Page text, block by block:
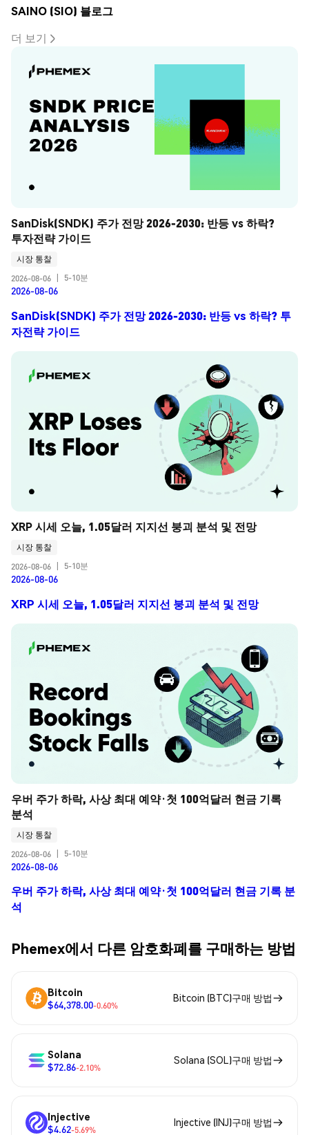
SAINO (SIO) 블로그
더 보기
SanDisk(SNDK) 주가 전망 2026-2030: 반등 vs 하락?
투자전략 가이드
시장 통찰
2026-08-06
5-10분
2026-08-06
SanDisk(SNDK) 주가 전망 2026-2030: 반등 vs 하락? 투
자전략 가이드
XRP 시세 오늘, 1.05달러 지지선 붕괴 분석 및 전망
시장 통찰
2026-08-06
5-10분
2026-08-06
XRP 시세 오늘, 1.05달러 지지선 붕괴 분석 및 전망
우버 주가 하락, 사상 최대 예약·첫 100억달러 현금 기록
분석
시장 통찰
2026-08-06
5-10분
2026-08-06
우버 주가 하락, 사상 최대 예약·첫 100억달러 현금 기록 분
석
Phemex에서 다른 암호화폐를 구매하는 방법
Bitcoin
$64,378.00-0.60%
Bitcoin (BTC)구매 방법
Solana
$72.86-2.10%
Solana (SOL)구매 방법
Injective
$4.62-5.69%
Injective (INJ)구매 방법